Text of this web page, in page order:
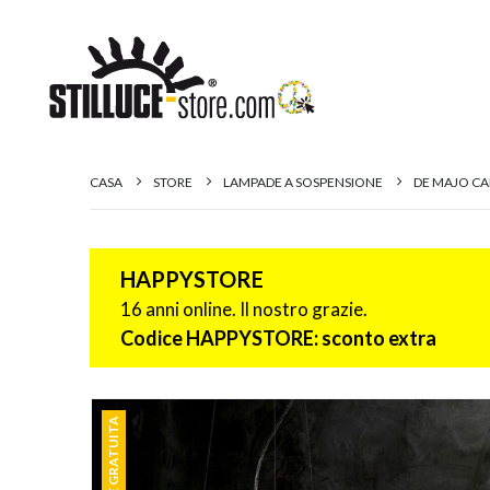
CASA STORE LAMPADE A SOSPENSIONE DE MAJO
HAPPYSTORE
16 anni online. Il nostro grazie.
Codice HAPPYSTORE: sconto extra